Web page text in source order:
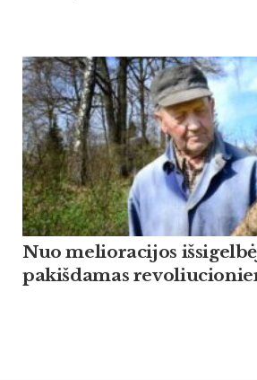
Nuo melioracijos
pakišdamas